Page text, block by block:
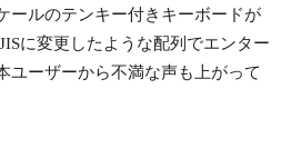
ールのテンキー付きキーボードが
に変更したような配列でエンター
ユーザーから不満な声も上がって